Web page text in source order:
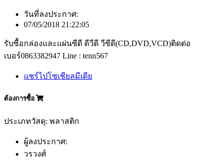
วันที่ลงประกาศ:
07/05/2018 21:22:05
รับซื้อกล่องและแผ่นซีดี ดีวีดี วีซีดี(CD,DVD,VCD)ติดต่อ
เบอร์0863382947 Line : tenn567
แชร์ไปโซเชียลมีเดีย
ต้องการซื้อ
ประเภทวัสดุ: พลาสติก
ผู้ลงประกาศ:
วรวงศ์